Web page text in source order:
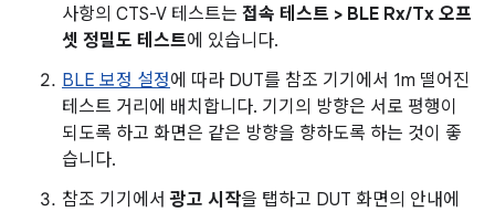
사항의 CTS-V 테스트는 접속 테스트 > BLE Rx/Tx 오프
셋 정밀도 테스트에 있습니다.
BLE 보정 설정에 따라 DUT를 참조 기기에서 1m 떨어진
테스트 거리에 배치합니다. 기기의 방향은 서로 평행이
되도록 하고 화면은 같은 방향을 향하도록 하는 것이 좋
습니다.
참조 기기에서광고 시작을 탭하고 DUT 화면의 안내에